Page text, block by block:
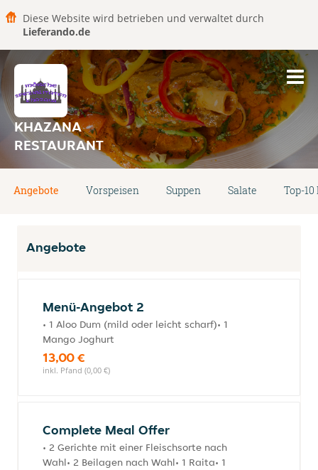
Diese Website wird betrieben und verwaltet durch
Lieferando.de
KHAZANA
RESTAURANT
Angebote Vorspeisen Suppen Salate Top-
Angebote
Menü-Angebot 2
• 1 Aloo Dum (mild oder leicht scharf)• 1
Mango Joghurt
13,00 €
inkl. Pfand (0,00 €)
Complete Meal Offer
• 2 Gerichte mit einer Fleischsorte nach
Wahl• 2 Beilagen nach Wahl• 1 Raita• 1